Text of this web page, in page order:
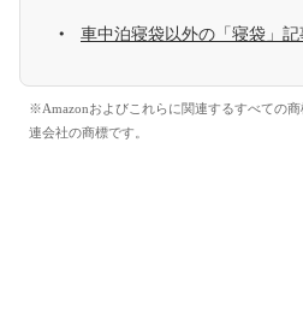
車中泊寝袋以外の「寝袋」記
※Amazonおよびこれらに関連するすべての
連会社の商標です。